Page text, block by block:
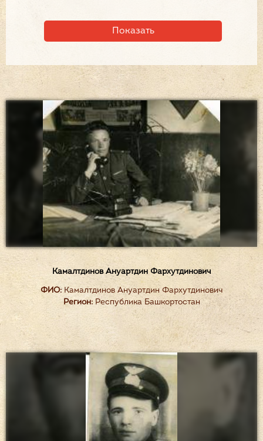
Камалтдинов Ануартдин Фархутдинович
ФИО:Камалтдинов Ануартдин Фархутдинович
Регион:Республика Башкортостан